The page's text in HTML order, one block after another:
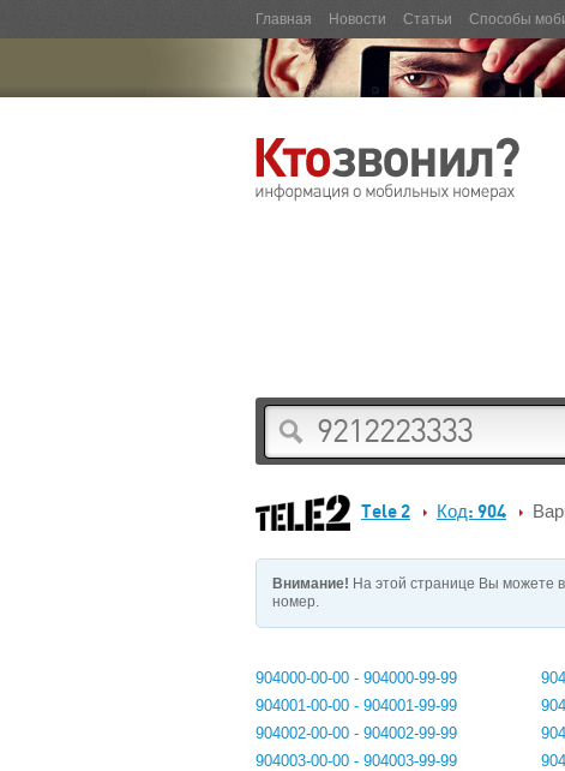
Главная Новости Статьи Способы
Tele 2 Код: 904
Внимание! На этой странице Вы можете
номер.
904000-00-00 - 904000-99-99
904001-00-00 - 904001-99-99
904002-00-00 - 904002-99-99
904003-00-00 - 904003-99-99